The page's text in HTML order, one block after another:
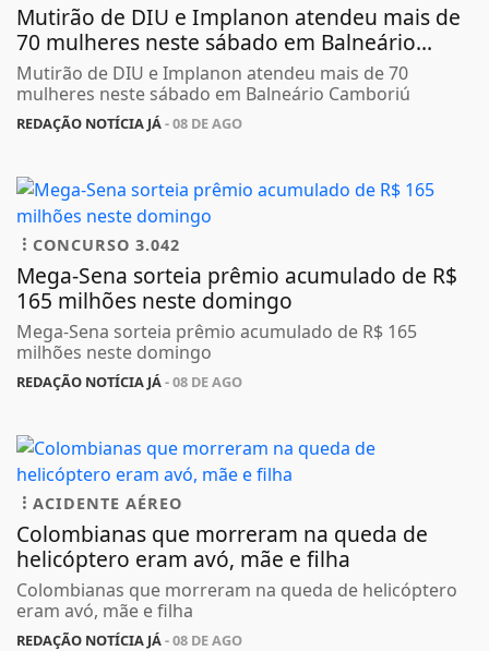
Mutirão de DIU e Implanon atendeu mais de
70 mulheres neste sábado em Balneário...
Mutirão de DIU e Implanon atendeu mais de 70
mulheres neste sábado em Balneário Camboriú
REDAÇÃO NOTÍCIA JÁ- 08 DE AGO
CONCURSO 3.042
Mega-Sena sorteia prêmio acumulado de R$
165 milhões neste domingo
Mega-Sena sorteia prêmio acumulado de R$ 165
milhões neste domingo
REDAÇÃO NOTÍCIA JÁ- 08 DE AGO
ACIDENTE AÉREO
Colombianas que morreram na queda de
helicóptero eram avó, mãe e filha
Colombianas que morreram na queda de helicóptero
eram avó, mãe e filha
REDAÇÃO NOTÍCIA JÁ- 08 DE AGO